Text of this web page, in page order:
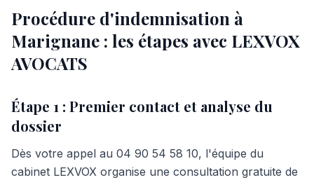
Procédure d'indemnisation à
Marignane : les étapes avec LEXVOX
AVOCATS
Étape 1 : Premier contact et analyse du
dossier
Dès votre appel au 04 90 54 58 10, l'équipe du
cabinet LEXVOX organise une consultation gratuite de